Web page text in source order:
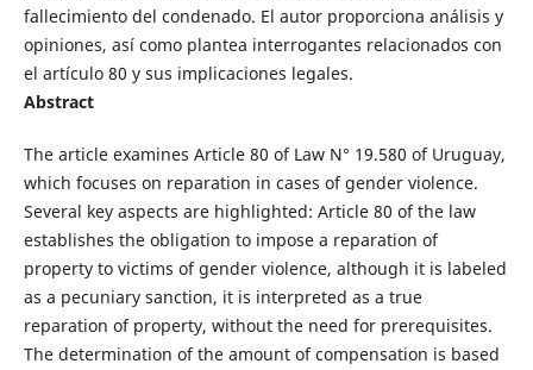
fallecimiento del condenado. El autor proporciona análisis y
opiniones, así como plantea interrogantes relacionados con
el artículo 80 y sus implicaciones legales.
Abstract
The article examines Article 80 of Law N° 19.580 of Uruguay,
which focuses on reparation in cases of gender violence.
Several key aspects are highlighted: Article 80 of the law
establishes the obligation to impose a reparation of
property to victims of gender violence, although it is labeled
as a pecuniary sanction, it is interpreted as a true
reparation of property, without the need for prerequisites.
The determination of the amount of compensation is based